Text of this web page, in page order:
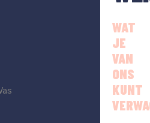
WAT
JE
VAN
ONS
KUNT